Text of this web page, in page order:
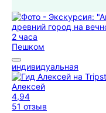
2 часа
Пешком
индивидуальная
Алексей
4,94
51 отзыв